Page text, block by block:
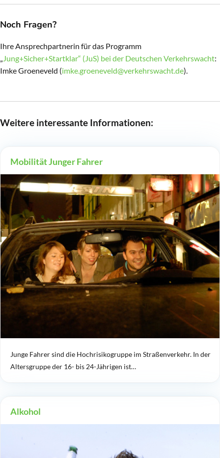
Noch Fragen?
Ihre Ansprechpartnerin für das Programm
„Jung+Sicher+Startklar“ (JuS) bei der Deutschen Verkehrswacht:
Imke Groeneveld (imke.groeneveld@verkehrswacht.de).
Weitere interessante Informationen:
Mobilität Junger Fahrer
Junge Fahrer sind die Hochrisikogruppe im Straßenverkehr. In der
Altersgruppe der 16- bis 24-Jährigen ist…
Alkohol